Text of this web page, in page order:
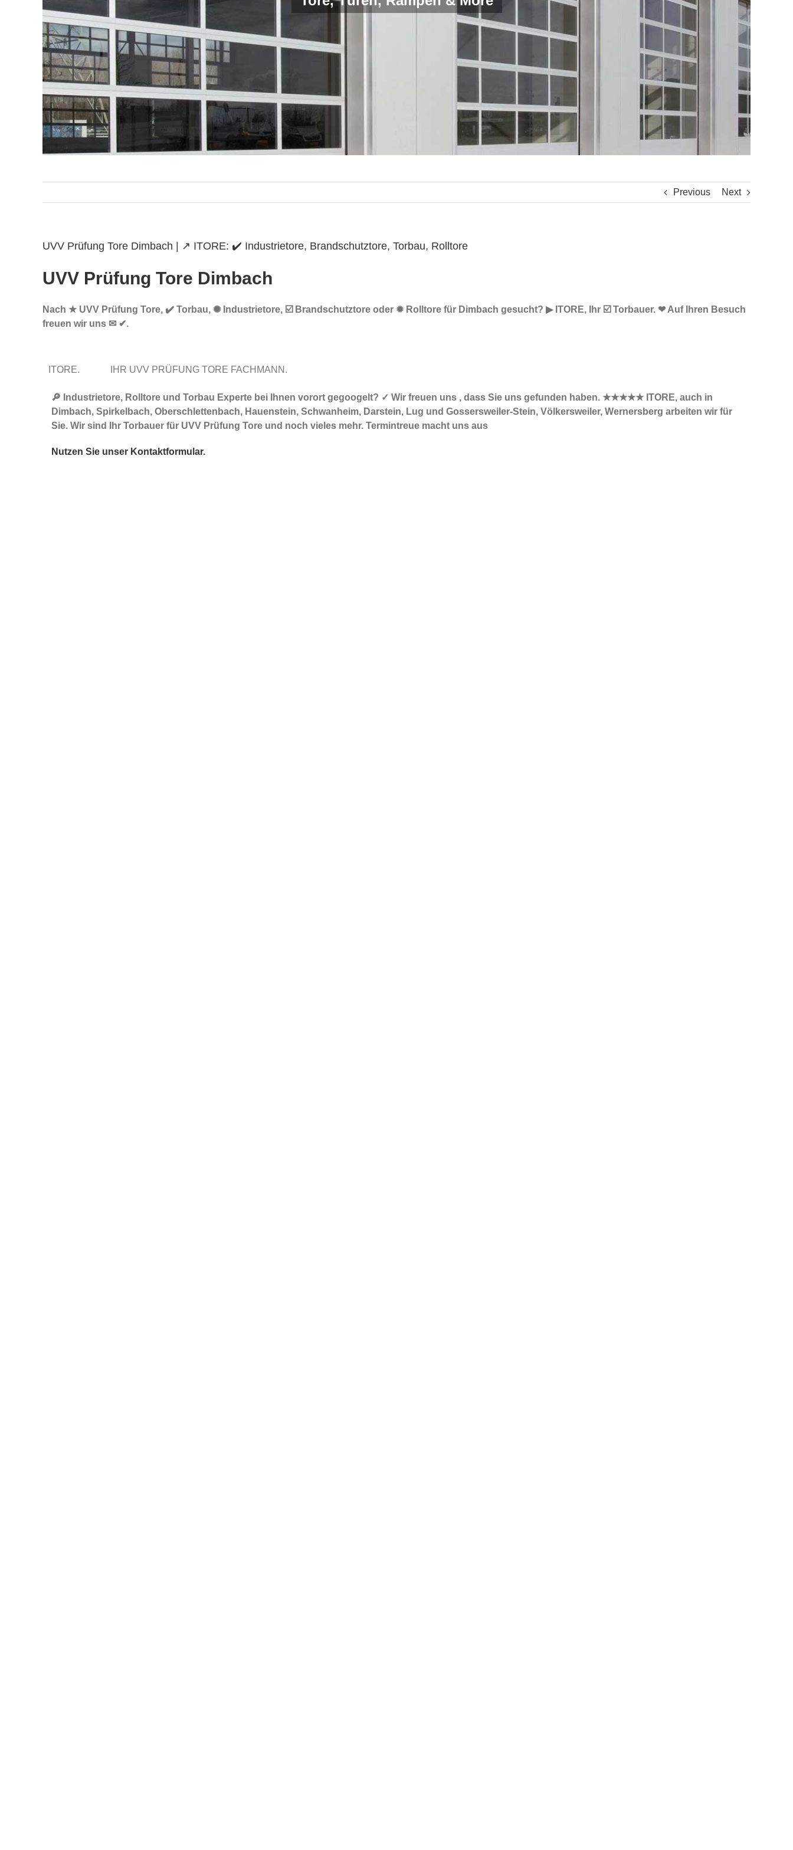
Previous Next
UVV Prüfung Tore Dimbach | ↗️ ITORE: ✔️ Industrietore, Brandschutztore, Torbau, Rolltore
UVV Prüfung Tore Dimbach
Nach ★ UVV Prüfung Tore, ✔️ Torbau, ✺ Industrietore, ☑️ Brandschutztore oder ✹ Rolltore für Dimbach gesucht? ▶︎ ITORE, Ihr ☑️ Torbauer. ❤ Auf Ihren Besuch
freuen wir uns ✉ ✔.
ITORE. IHR UVV PRÜFUNG TORE FACHMANN.
🔎 Industrietore, Rolltore und Torbau Experte bei Ihnen vorort gegoogelt? ✓ Wir freuen uns , dass Sie uns gefunden haben. ★★★★★ ITORE, auch in
Dimbach, Spirkelbach, Oberschlettenbach, Hauenstein, Schwanheim, Darstein, Lug und Gossersweiler-Stein, Völkersweiler, Wernersberg arbeiten wir für
Sie. Wir sind Ihr Torbauer für UVV Prüfung Tore und noch vieles mehr. Termintreue macht uns aus
Nutzen Sie unser Kontaktformular.